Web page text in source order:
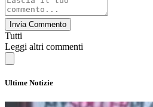
Invia Commento
Tutti
Leggi altri commenti
Ultime Notizie